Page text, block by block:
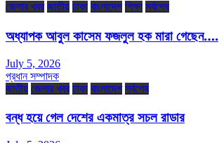
জেলার খবর জাতীয় ঢাকা বাংলাদেশ শিক্ষা সর্বশেষ
অধ্যাপক আবুল কাসেম ফজলুল হক মারা গেছেন….
July 5, 2026
প্রধান সম্পাদক
জাতীয় জেলার খবর ঢাকা বাংলাদেশ সর্বশেষ
বন্ধ হয়ে গেল দেশের একমাত্র সচল রাডার